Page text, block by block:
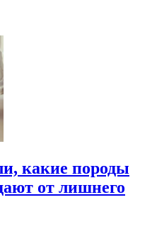
какие породы
от лишнего